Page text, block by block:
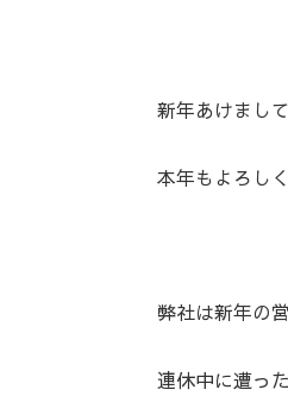
新年あけまし
本年もよろし
弊社は新年の
連休中に遭っ